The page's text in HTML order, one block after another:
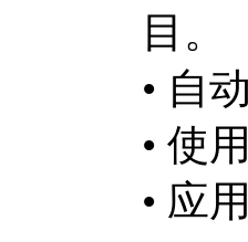
目。
• 自
• 使
• 应